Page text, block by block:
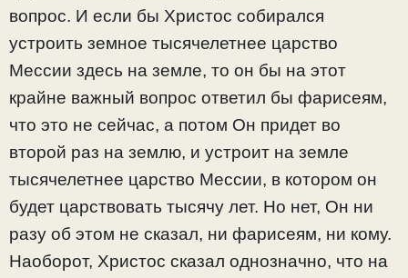
вопрос. И если бы Христос собирался
устроить земное тысячелетнее царство
Мессии здесь на земле, то он бы на этот
крайне важный вопрос ответил бы фарисеям,
что это не сейчас, а потом Он придет во
второй раз на землю, и устроит на земле
тысячелетнее царство Мессии, в котором он
будет царствовать тысячу лет. Но нет, Он ни
разу об этом не сказал, ни фарисеям, ни кому.
Наоборот, Христос сказал однозначно, что на